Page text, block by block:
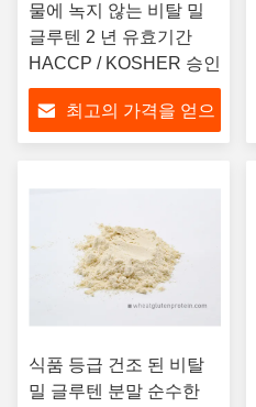
물에 녹지 않는 비탈 밀
글루텐 2 년 유효기간
HACCP / KOSHER 승인
최고의 가격을 얻으
식품 등급 건조 된 비탈
밀 글루텐 분말 순수한